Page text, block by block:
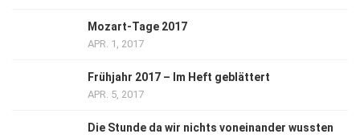
Mozart-Tage 2017
APR. 1, 2017
Frühjahr 2017 – Im Heft geblättert
APR. 5, 2017
Die Stunde da wir nichts voneinander wussten